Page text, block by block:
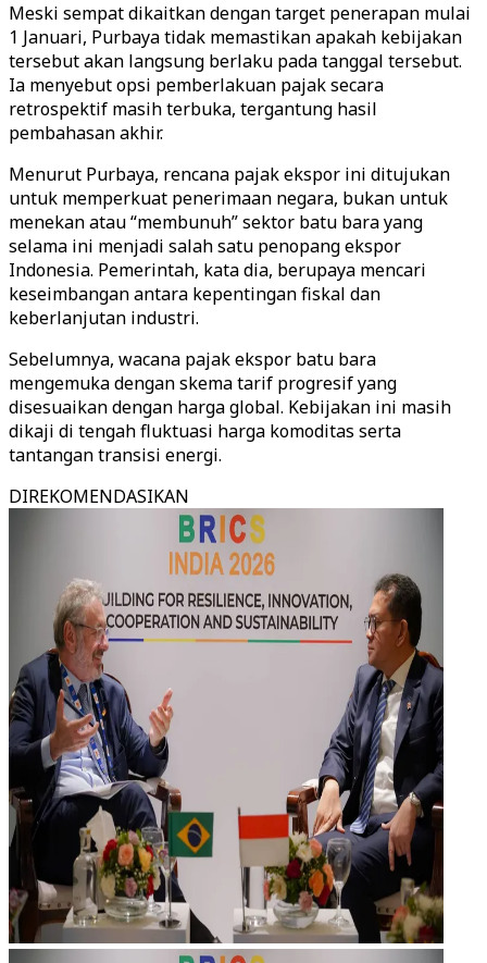
Meski sempat dikaitkan dengan target penerapan mulai
1 Januari, Purbaya tidak memastikan apakah kebijakan
tersebut akan langsung berlaku pada tanggal tersebut.
Ia menyebut opsi pemberlakuan pajak secara
retrospektif masih terbuka, tergantung hasil
pembahasan akhir.
Menurut Purbaya, rencana pajak ekspor ini ditujukan
untuk memperkuat penerimaan negara, bukan untuk
menekan atau “membunuh” sektor batu bara yang
selama ini menjadi salah satu penopang ekspor
Indonesia. Pemerintah, kata dia, berupaya mencari
keseimbangan antara kepentingan fiskal dan
keberlanjutan industri.
Sebelumnya, wacana pajak ekspor batu bara
mengemuka dengan skema tarif progresif yang
disesuaikan dengan harga global. Kebijakan ini masih
dikaji di tengah fluktuasi harga komoditas serta
tantangan transisi energi.
DIREKOMENDASIKAN